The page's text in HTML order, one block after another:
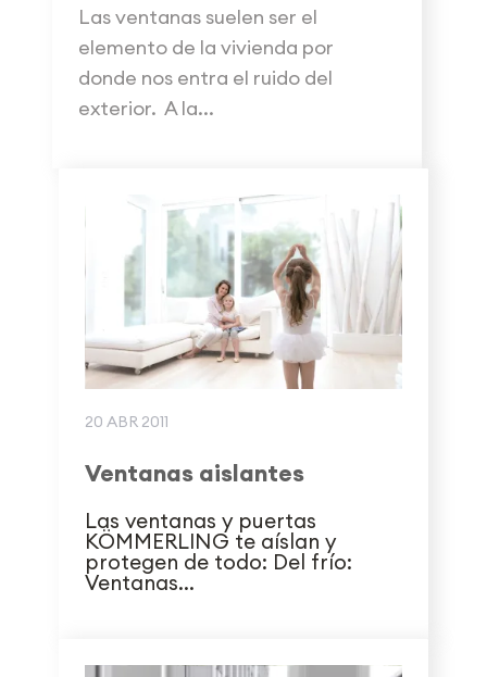
Las ventanas suelen ser el
elemento de la vivienda por
donde nos entra el ruido del
exterior. A la...
20 ABR 2011
Ventanas aislantes
Las ventanas y puertas
KÖMMERLING te aíslan y
protegen de todo: Del frío:
Ventanas...